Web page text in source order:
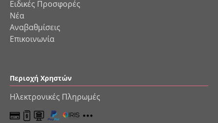
Ειδικές Προσφορές
Νέα
Αναβαθμίσεις
Επικοινωνία
Περιοχή Χρηστών
Ηλεκτρονικές Πληρωμές